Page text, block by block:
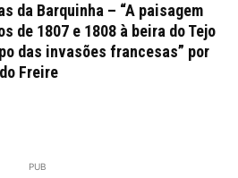
da Barquinha – “A paisagem
de 1807 e 1808 à beira do Tejo
das invasões francesas” por
Freire
PUB